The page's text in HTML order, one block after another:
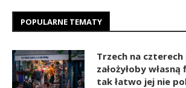
POPULARNE TEMATY
Trzech na
założyłoby
tak łatwo jej nie